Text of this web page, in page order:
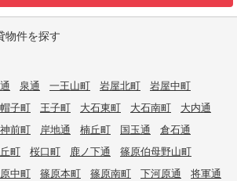
物件を探す
泉通 一王山町 岩屋北町
岩屋中町
子町 王子町 大石東町 大石南町
大内通
神前町 岸地通 楠丘町 国玉通
倉石通
町 桜口町 鹿ノ下通
篠原伯母野山町
中町 篠原本町 篠原南町 下河原通
将軍通